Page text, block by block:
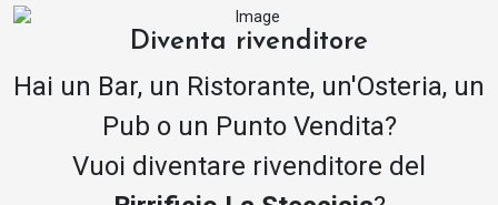
Diventa rivenditore
Hai un Bar, un Ristorante, un'Osteria, un
Pub o un Punto Vendita?
Vuoi diventare rivenditore del